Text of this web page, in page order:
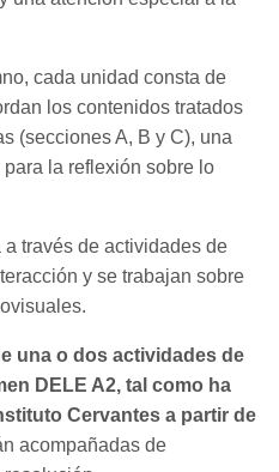
cada unidad consta de
los contenidos tratados
(secciones A, B y C), una
la reflexión sobre lo
través de actividades de
y se trabajan sobre
una o dos actividades de
DELE A2, tal como ha
Cervantes a partir de
acompañadas de